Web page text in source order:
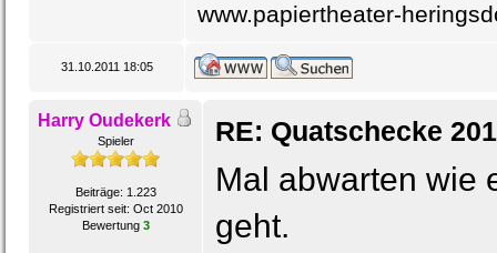
www.papiertheater-
31.10.2011 18:05
Harry Oudekerk
Spieler
Beiträge: 1.223
Registriert seit: Oct 2010
Bewertung 3
RE: Quatschecke
Mal abwarten wie
geht.